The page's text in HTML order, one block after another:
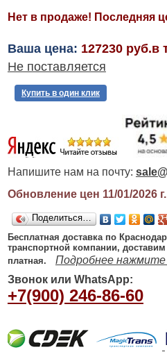
Нет в продаже! Последняя
Ваша цена: 127230 руб.в
Не поставляется
Купить в один клик
Напишите нам на почту:
Обновление цен 11/01/2026г.
Поделиться…
Бесплатная доставка по
транспортной компании,
платная.
Подробнее нажмите
Звонок или WhatsApp:
+7(900) 246-86-60